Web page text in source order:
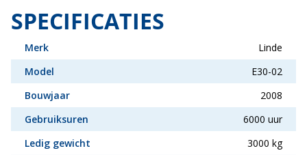
SPECIFICATIES
Merk
Linde
Model
E30-02
Bouwjaar
2008
Gebruiksuren
6000 uur
Ledig gewicht
3000 kg